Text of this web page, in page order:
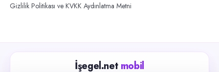
Gizlilik Politikası ve KVKK Aydınlatma Metni
İşegel.net mobil